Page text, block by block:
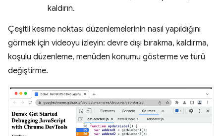
kaldırın.
Çeşitli kesme noktası düzenlemelerinin nasıl yapıldığını
görmek için videoyu izleyin: devre dışı bırakma, kaldırma,
koşulu düzenleme, menüden konumu gösterme ve türü
değiştirme.